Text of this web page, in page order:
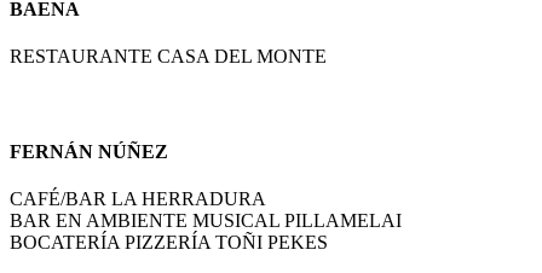
BAENA
RESTAURANTE CASA DEL MONTE
FERNÁN NÚÑEZ
CAFÉ/BAR LA HERRADURA
BAR EN AMBIENTE MUSICAL PILLAMELAI
BOCATERÍA PIZZERÍA TOÑI PEKES